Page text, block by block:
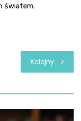
światem.
Kolejny